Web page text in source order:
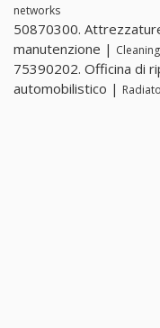
networks
50870300.
manutenzione |
75390202. Officina di
automobilistico |